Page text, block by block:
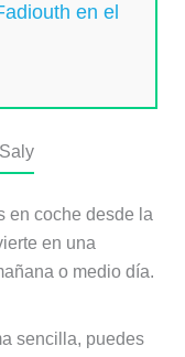
en el
en coche desde la
en una
o medio día.
sencilla, puedes